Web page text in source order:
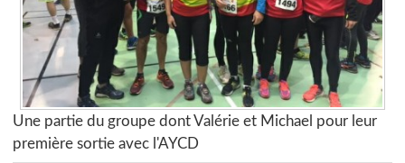
Une partie du groupe dont Valérie et Michael pour leur
première sortie avec l'AYCD